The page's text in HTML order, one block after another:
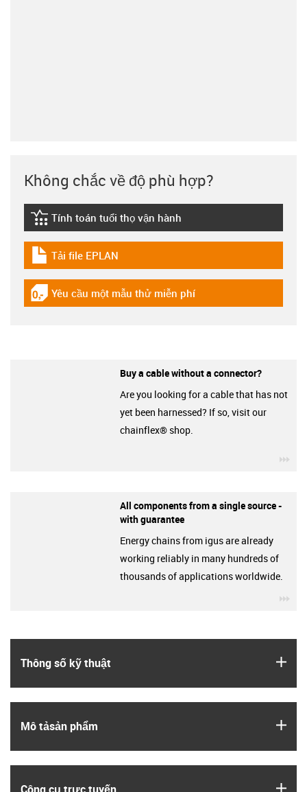
Thông số kỹ thuật
Mô tả­sản phẩm
Không chắc về độ phù hợp?
igus-icon-lebensdauerrechner
Tính toán tuổi thọ vận hành
igus-icon-download-plan
Tải file EPLAN
igus-icon-gratismuster
Yêu cầu một mẫu thử miễn phí
Buy a cable without a connector?
Are you looking for a cable that has not
yet been harnessed? If so, visit our
chainflex® shop.
All components from a single source -
with guarantee
Energy chains from igus are already
working reliably in many hundreds of
thousands of applications worldwide.